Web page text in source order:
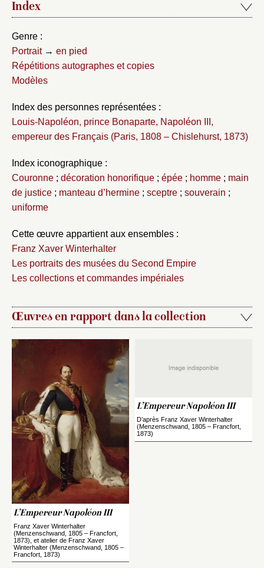
Index
Genre :
Portrait→ en pied
Répétitions autographes et copies
Modèles
Index des personnes représentées :
Louis-Napoléon, prince Bonaparte, Napoléon III,
empereur des Français (Paris, 1808 – Chislehurst, 1873)
Index iconographique :
Couronne ; décoration honorifique ; épée ; homme ; main
de justice ; manteau d’hermine ; sceptre ; souverain ;
uniforme
Cette œuvre appartient aux ensembles :
Franz Xaver Winterhalter
Les portraits des musées du Second Empire
Les collections et commandes impériales
Œuvres en rapport dans la collection
L’Empereur Napoléon III
Franz Xaver Winterhalter
(Menzenschwand, 1805 – Francfort,
1873), et atelier de Franz Xaver
Winterhalter (Menzenschwand, 1805 –
Francfort, 1873)
L’Empereur Napoléon III
D’après Franz Xaver Winterhalter
(Menzenschwand, 1805 – Francfort,
1873)